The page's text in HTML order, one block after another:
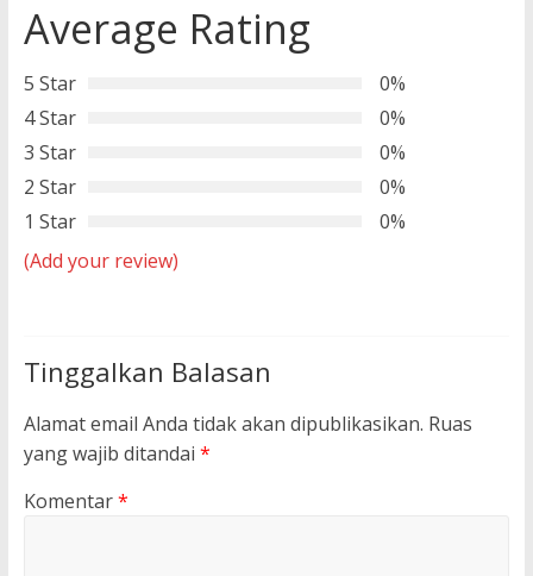
Average Rating
5 Star
0%
4 Star
0%
3 Star
0%
2 Star
0%
1 Star
0%
(Add your review)
Tinggalkan Balasan
Alamat email Anda tidak akan dipublikasikan. Ruas
yang wajib ditandai *
Komentar*